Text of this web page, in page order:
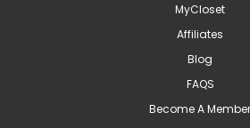
MyCloset
Affiliates
Blog
FAQS
Become A Member